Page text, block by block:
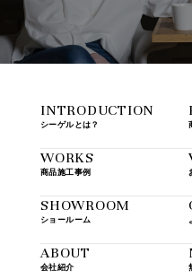
INTRODUCTION
シーゲルとは？
WORKS
商品施工事例
SHOWROOM
ショールーム
ABOUT
会社紹介